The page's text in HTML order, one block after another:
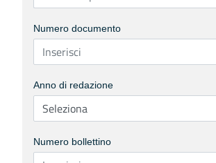
Numero documento
Anno di redazione
Numero bollettino